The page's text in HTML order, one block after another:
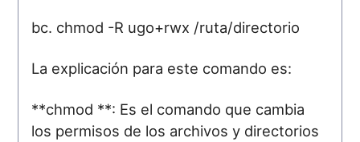
bc. chmod -R ugo+rwx /ruta/directorio
La explicación para este comando es:
**chmod **: Es el comando que cambia
los permisos de los archivos y directorios